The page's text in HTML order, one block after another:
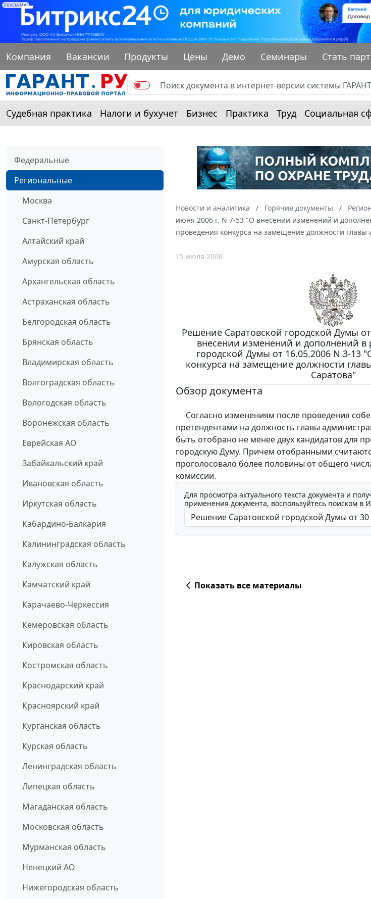
РЕКЛАМА
Компания Вакансии Продукты Цены Демо Семинары Стать
Судебная практика Налоги и бухучет Бизнес Практика Труд Социальная
Федеральные
Региональные
Москва
Санкт-Петербург
Алтайский край
Амурская область
Архангельская область
Астраханская область
Белгородская область
Брянская область
Владимирская область
Волгоградская область
Вологодская область
Воронежская область
Еврейская АО
Забайкальский край
Ивановская область
Иркутская область
Кабардино-Балкария
Калининградская область
Калужская область
Камчатский край
Карачаево-Черкессия
Кемеровская область
Кировская область
Костромская область
Краснодарский край
Красноярский край
Курганская область
Курская область
Ленинградская область
Липецкая область
Магаданская область
Московская область
Мурманская область
Ненецкий АО
Нижегородская область
Новости и аналитика Горячие документы
июня 2006 г. N 7-53 "О внесении изменений и
проведения конкурса на замещение должности главы
15 июля 2006
Решение Саратовской городской Думы
внесении изменений и дополнений в
городской Думы от 16.05.2006 N 3-13
конкурса на замещение должности
Саратова"
Обзор документа
Согласно изменениям после проведения
претендентами на должность главы
быть отобрано не менее двух кандидатов для
городскую Думу. Причем отобранными
проголосовало более половины от общего
комиссии.
Для просмотра актуального текста документа и
применения документа, воспользуйтесь поиском в
Показать все материалы